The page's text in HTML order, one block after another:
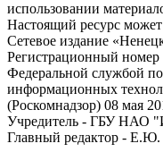
использовании
Настоящий ресурс
Сетевое издание
Регистрационный
Федеральной службой по
информационных
(Роскомнадзор) 08 мая
Учредитель - ГБУ НАО
Главный редактор -